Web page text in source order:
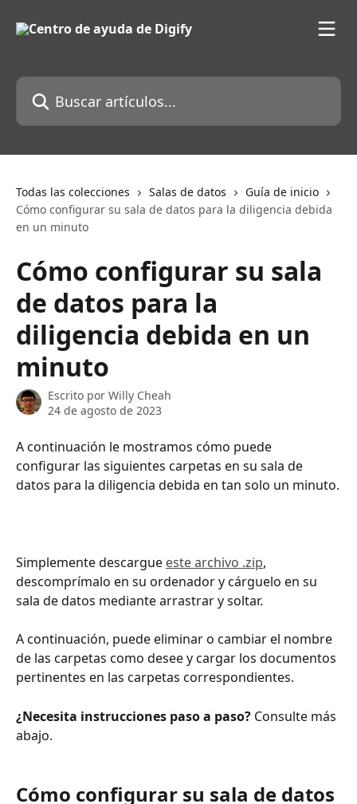
Buscar artículos...
Todas las colecciones Salas de datos
Guía de inicio
Cómo configurar su sala de datos para la diligencia debida
en un minuto
Cómo configurar su sala
de datos para la
diligencia debida en un
minuto
Escrito por Willy Cheah
24 de agosto de 2023
A continuación le mostramos cómo puede
configurar las siguientes carpetas en su sala de
datos para la diligencia debida en tan solo un minuto.
Simplemente descargue este archivo .zip,
descomprímalo en su ordenador y cárguelo en su
sala de datos mediante arrastrar y soltar.
A continuación, puede eliminar o cambiar el nombre
de las carpetas como desee y cargar los documentos
pertinentes en las carpetas correspondientes.
¿Necesita instrucciones paso a paso? Consulte más
abajo.
Cómo configurar su sala de datos